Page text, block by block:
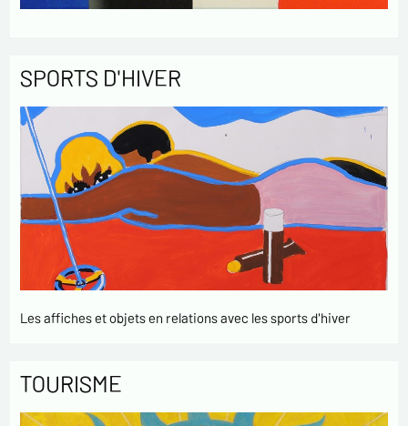
SPORTS D'HIVER
Les affiches et objets en relations avec les sports d'hiver
TOURISME